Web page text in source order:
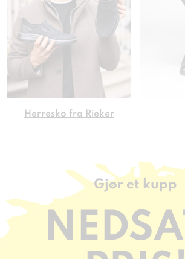
Herresko fra Rieker
Gjør et kupp